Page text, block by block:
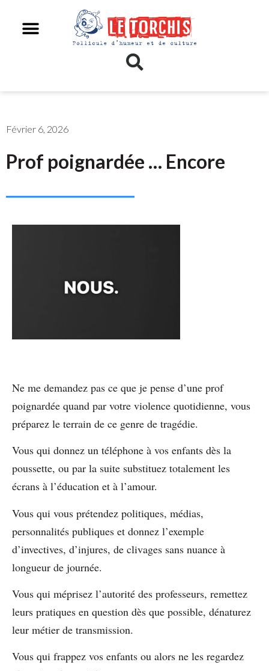
Février 6, 2026
Prof poignardée … Encore
Ne me demandez pas ce que je pense d’une prof
poignardée quand par votre violence quotidienne, vous
préparez le terrain de ce genre de tragédie.
Vous qui donnez un téléphone à vos enfants dès la
poussette, ou par la suite substituez totalement les
écrans à l’éducation et à l’amour.
Vous qui vous prétendez politiques, médias,
personnalités publiques et donnez l’exemple
d’invectives, d’injures, de clivages sans nuance à
longueur de journée.
Vous qui méprisez l’autorité des professeurs, remettez
leurs pratiques en question dès que possible, dénaturez
leur métier de transmission.
Vous qui frappez vos enfants ou alors ne les regardez